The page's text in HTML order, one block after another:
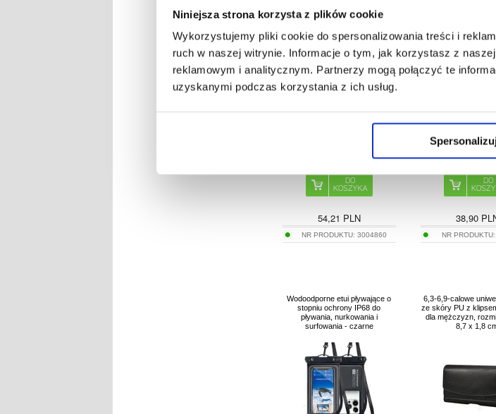
Niniejsza strona korzysta z plików cookie
Wykorzystujemy pliki cookie do spersonalizowania treści i
ruch w naszej witrynie. Informacje o tym, jak korzystasz z
reklamowym i analitycznym. Partnerzy mogą połączyć te
uzyskanymi podczas korzystania z ich usług.
Uniwersalne etui na telefon
czarne
54,21 PLN
NR PRODUKTU:3004860
6,9" -
38,90
NR
Wodoodporne etui pływające o
stopniu ochrony IP68 do
pływania, nurkowania i
surfowania - czarne
6,3-6,9-calowe
ze skóry PU z
dla mężczyzn,
8,7 x 1,8